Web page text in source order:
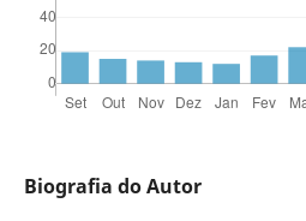
Biografia do Autor